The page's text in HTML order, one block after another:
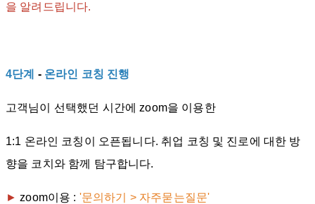
을 알려드립니다.
4단계 - 온라인 코칭 진행
고객님이 선택했던 시간에 zoom을 이용한
1:1 온라인 코칭이 오픈됩니다. 취업 코칭 및 진로에 대한 방
향을 코치와 함께 탐구합니다.
► zoom이용 : '문의하기 > 자주묻는질문'